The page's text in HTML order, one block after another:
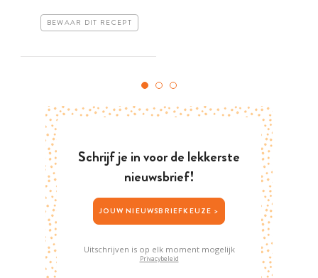
BEWAAR DIT RECEPT
Schrijf je in voor de lekkerste
nieuwsbrief!
JOUW NIEUWSBRIEFKEUZE >
Uitschrijven is op elk moment mogelijk
Privacybeleid